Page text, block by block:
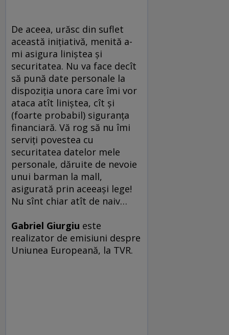
De aceea, urăsc din suflet
această iniţiativă, menită a-
mi asigura liniştea şi
securitatea. Nu va face decît
să pună date personale la
dispoziţia unora care îmi vor
ataca atît liniştea, cît şi
(foarte probabil) siguranţa
financiară. Vă rog să nu îmi
serviţi povestea cu
securitatea datelor mele
personale, dăruite de nevoie
unui barman la mall,
asigurată prin aceeaşi lege!
Nu sînt chiar atît de naiv…
Gabriel Giurgiu este
realizator de emisiuni despre
Uniunea Europeană, la TVR.